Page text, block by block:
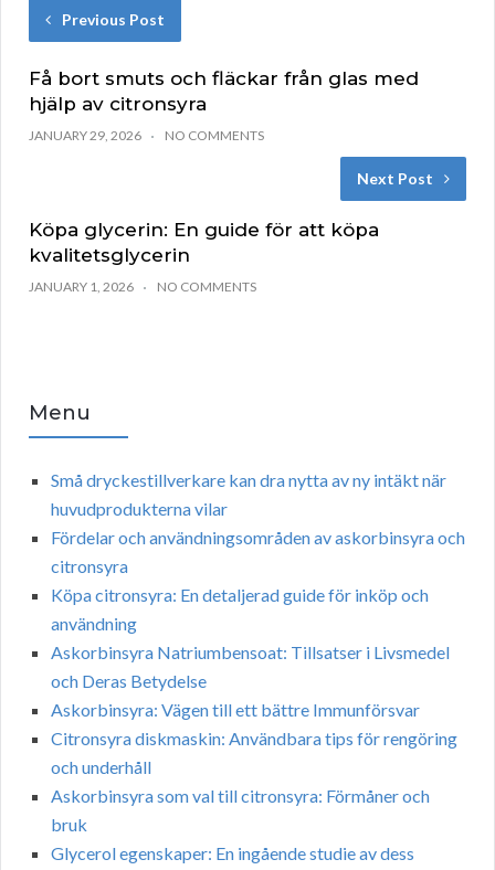
Previous Post
Få bort smuts och fläckar från glas med
hjälp av citronsyra
JANUARY 29, 2026 NO COMMENTS
Next Post
Köpa glycerin: En guide för att köpa
kvalitetsglycerin
JANUARY 1, 2026 NO COMMENTS
Menu
Små dryckestillverkare kan dra nytta av ny intäkt när
huvudprodukterna vilar
Fördelar och användningsområden av askorbinsyra och
citronsyra
Köpa citronsyra: En detaljerad guide för inköp och
användning
Askorbinsyra Natriumbensoat: Tillsatser i Livsmedel
och Deras Betydelse
Askorbinsyra: Vägen till ett bättre Immunförsvar
Citronsyra diskmaskin: Användbara tips för rengöring
och underhåll
Askorbinsyra som val till citronsyra: Förmåner och
bruk
Glycerol egenskaper: En ingående studie av dess